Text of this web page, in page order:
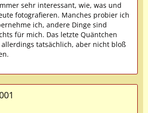
sehr interessant, wie, was und
fotografieren. Manches probier ich
ich, andere Dinge sind
für mich. Das letzte Quäntchen
tatsächlich, aber nicht bloß